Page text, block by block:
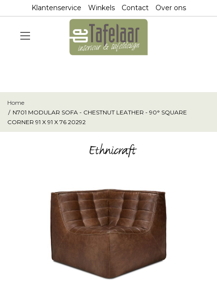
Klantenservice Winkels Contact Over ons
Home
N701 MODULAR SOFA - CHESTNUT LEATHER - 90° SQUARE
CORNER 91 X 91 X 76 20292